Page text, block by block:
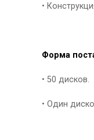
•
Форма
• 50 дисков.
• Один